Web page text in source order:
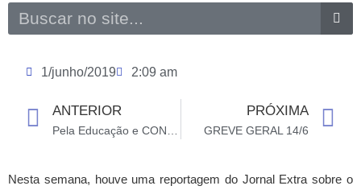
1/junho/2019 2:09 am
Prev
ANTERIOR PRÓXIMA
GREVE GERAL 14/6
Nesta semana, houve uma reportagem do Jornal Extra sobre o